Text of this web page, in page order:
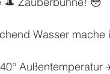
Wasser mache
Außentemperatur